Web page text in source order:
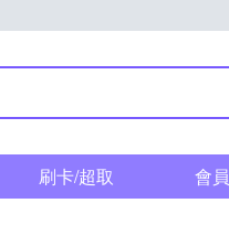
刷卡/超取 會